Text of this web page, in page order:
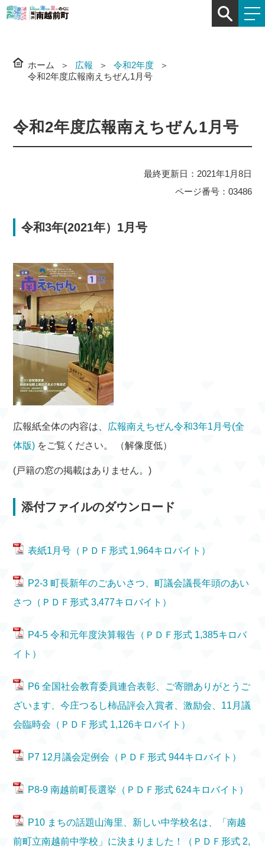
ホーム 広報
令和2年度
令和2年度広報南えちぜん1月号
令和2年度広報南えちぜん1月号
最終更新日：2021年1月8日
ページ番号：03486
令和3年(2021年）1月号
広報紙全体の内容は、 広報南えちぜん令和3年1月号(全
体版) をご覧ください。 （解像度低）
(戸籍の窓の掲載はありません。)
添付ファイルのダウンロード
表紙1月号（ＰＤＦ形式 1,964キロバイト）
P2-3 町長新年のごあいさつ、町議会議長年頭のあい
さつ（ＰＤＦ形式 3,477キロバイト）
P4-5 令和元年度決算報告（ＰＤＦ形式 1,385キロバ
イト）
P6 全国社会教育委員連合表彰、ご寄贈ありがとうご
ざいます、今庄つるし柿品評会入賞者、激励会、11月議
会臨時会（ＰＤＦ形式 1,126キロバイト）
P7 12月議会定例会（ＰＤＦ形式 944キロバイト）
P8-9 南越前町長選挙（ＰＤＦ形式 624キロバイト）
P10 まちの話題山海里、新しい中学校名は、「南越
前町立南越前中学校」に決まりました！（ＰＤＦ形式 2,